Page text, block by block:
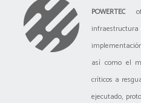
POWERTEC
infraestructura
así como el
críticos a
ejecutado,